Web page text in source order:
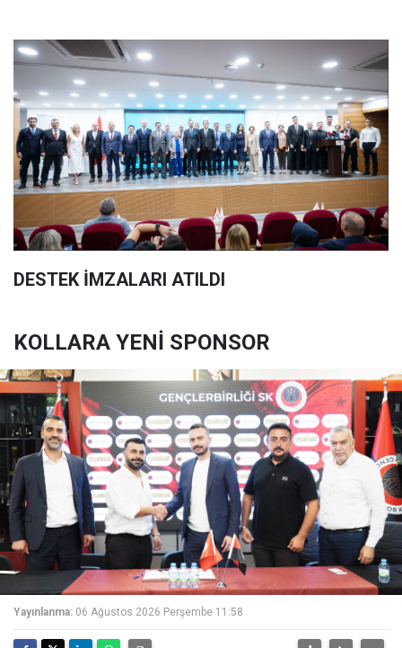
DESTEK İMZALARI ATILDI
KOLLARA YENİ SPONSOR
Yayınlanma: 06 Ağustos 2026 Perşembe 11:58